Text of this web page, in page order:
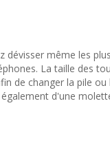
même les
La taille des
de changer la pile
d'une